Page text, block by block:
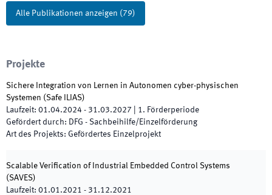
Alle Publikationen anzeigen (79)
Projekte
Sichere Integration von Lernen in Autonomen cyber-physischen
Systemen (Safe ILIAS)
Laufzeit: 01.04.2024 - 31.03.2027 1. Förderperiode
Gefördert durch: DFG - Sachbeihilfe/Einzelförderung
Art des Projekts: Gefördertes Einzelprojekt
Scalable Verification of Industrial Embedded Control Systems
(SAVES)
Laufzeit: 01.01.2021 - 31.12.2021